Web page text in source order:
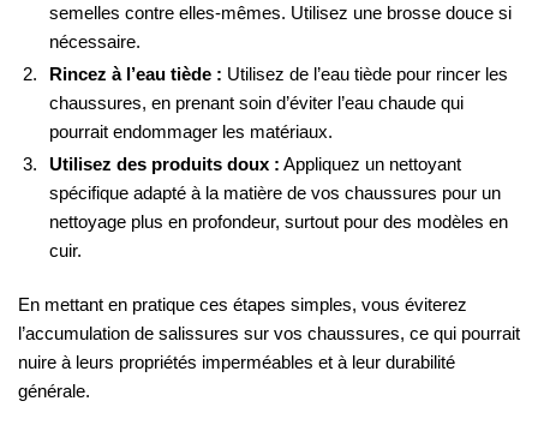
semelles contre elles-mêmes. Utilisez une brosse douce si
nécessaire.
Rincez à l’eau tiède : Utilisez de l’eau tiède pour rincer les
chaussures, en prenant soin d’éviter l’eau chaude qui
pourrait endommager les matériaux.
Utilisez des produits doux : Appliquez un nettoyant
spécifique adapté à la matière de vos chaussures pour un
nettoyage plus en profondeur, surtout pour des modèles en
cuir.
En mettant en pratique ces étapes simples, vous éviterez
l’accumulation de salissures sur vos chaussures, ce qui pourrait
nuire à leurs propriétés imperméables et à leur durabilité
générale.